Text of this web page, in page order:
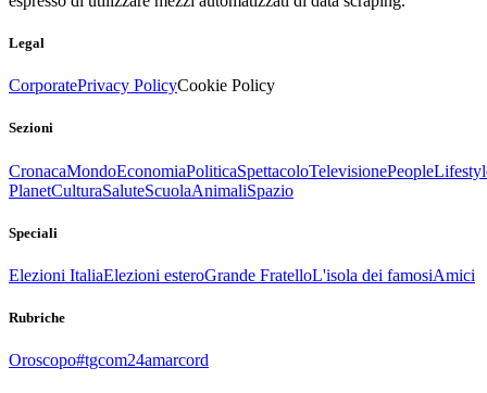
Legal
CorporatePrivacy PolicyCookie Policy
Sezioni
CronacaMondoEconomiaPoliticaSpettacoloTelevisionePeople
PlanetCulturaSaluteScuolaAnimaliSpazio
Speciali
Elezioni ItaliaElezioni esteroGrande FratelloL'isola dei famosiAmici
Rubriche
Oroscopo#tgcom24amarcord